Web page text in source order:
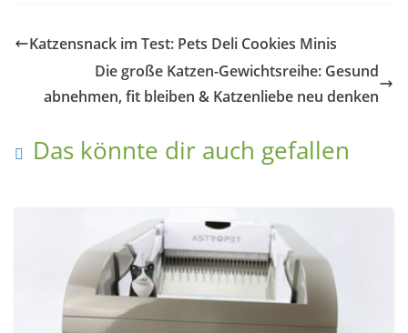
Katzensnack im Test: Pets Deli Cookies Minis
Die große Katzen-Gewichtsreihe: Gesund
abnehmen, fit bleiben & Katzenliebe neu denken
Das könnte dir auch gefallen